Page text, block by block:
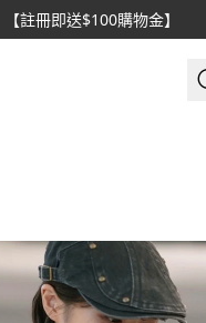
【消費滿$1688免運】